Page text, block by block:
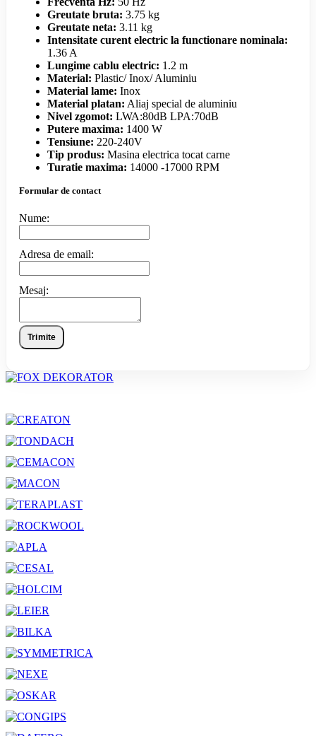
Greutate bruta: 3.75 kg
Greutate neta: 3.11 kg
Intensitate curent electric la functionare nominala:
1.36 A
Lungime cablu electric: 1.2 m
Material: Plastic/ Inox/ Aluminiu
Material lame: Inox
Material platan: Aliaj special de aluminiu
Nivel zgomot: LWA:80dB LPA:70dB
Putere maxima: 1400 W
Tensiune: 220-240V
Tip produs: Masina electrica tocat carne
Turatie maxima: 14000 -17000 RPM
Formular de contact
Nume:
Adresa de email:
Mesaj:
Trimite